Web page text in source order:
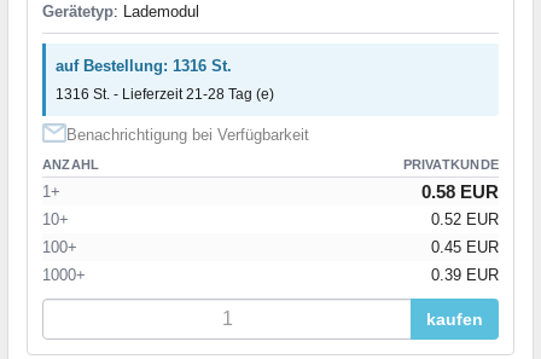
Gerätetyp: Lademodul
auf Bestellung: 1316 St.
1316 St. - Lieferzeit 21-28 Tag (e)
Benachrichtigung bei Verfügbarkeit
ANZAHL PRIVATKUNDE
1+ 0.58 EUR
10+
0.52 EUR
100+
0.45 EUR
1000+
0.39 EUR
kaufen